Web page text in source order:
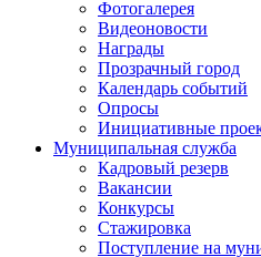
Фотогалерея
Видеоновости
Награды
Прозрачный город
Календарь событий
Опросы
Инициативные
Муниципальная служба
Кадровый резерв
Вакансии
Конкурсы
Стажировка
Поступление на